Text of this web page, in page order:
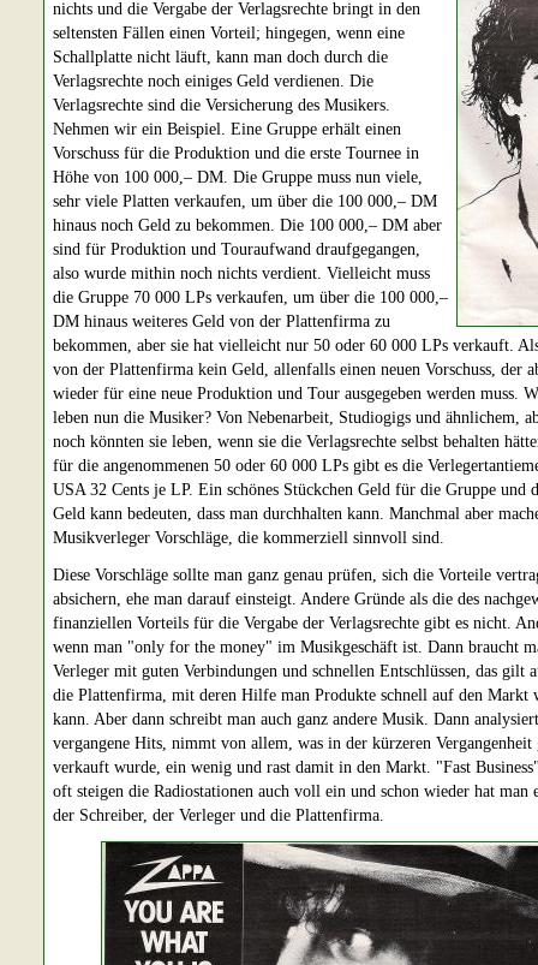
nichts und die Vergabe der Verlagsrechte bringt in den
seltensten Fällen einen Vorteil; hingegen, wenn eine
Schallplatte nicht läuft, kann man doch durch die
Verlagsrechte noch einiges Geld verdienen. Die
Verlagsrechte sind die Versicherung des Musikers.
Nehmen wir ein Beispiel. Eine Gruppe erhält einen
Vorschuss für die Produktion und die erste Tournee in
Höhe von 100 000,– DM. Die Gruppe muss nun viele,
sehr viele Platten verkaufen, um über die 100 000,– DM
hinaus noch Geld zu bekommen. Die 100 000,– DM aber
sind für Produktion und Touraufwand draufgegangen,
also wurde mithin noch nichts verdient. Vielleicht muss
die Gruppe 70 000 LPs verkaufen, um über die 100 000,–
DM hinaus weiteres Geld von der Plattenfirma zu
bekommen, aber sie hat vielleicht nur 50 oder 60 000 LPs verkauft.
von der Plattenfirma kein Geld, allenfalls einen neuen Vorschuss, der
wieder für eine neue Produktion und Tour ausgegeben werden muss.
leben nun die Musiker? Von Nebenarbeit, Studiogigs und ähnlichem,
noch könnten sie leben, wenn sie die Verlagsrechte selbst behalten
für die angenommenen 50 oder 60 000 LPs gibt es die
USA 32 Cents je LP. Ein schönes Stückchen Geld für die Gruppe und
Geld kann bedeuten, dass man durchhalten kann. Manchmal aber
Musikverleger Vorschläge, die kommerziell sinnvoll sind.
Diese Vorschläge sollte man ganz genau prüfen, sich die Vorteile
absichern, ehe man darauf einsteigt. Andere Gründe als die des
finanziellen Vorteils für die Vergabe der Verlagsrechte gibt es nicht.
wenn man "only for the money" im Musikgeschäft ist. Dann braucht
Verleger mit guten Verbindungen und schnellen Entschlüssen, das gilt
die Plattenfirma, mit deren Hilfe man Produkte schnell auf den Markt
kann. Aber dann schreibt man auch ganz andere Musik. Dann
vergangene Hits, nimmt von allem, was in der kürzeren Vergangenheit
verkauft wurde, ein wenig und rast damit in den Markt. "Fast
oft steigen die Radiostationen auch voll ein und schon wieder hat man
der Schreiber, der Verleger und die Plattenfirma.